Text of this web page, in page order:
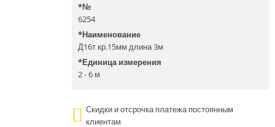
*№
6254
*Наименование
Д16т кр.15мм длина 3м
*Единица измерения
2 - 6 м
Скидки и отсрочка платежа постоянным
клиентам